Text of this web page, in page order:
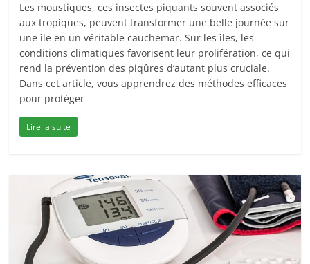
Les moustiques, ces insectes piquants souvent associés
aux tropiques, peuvent transformer une belle journée sur
une île en un véritable cauchemar. Sur les îles, les
conditions climatiques favorisent leur prolifération, ce qui
rend la prévention des piqûres d’autant plus cruciale.
Dans cet article, vous apprendrez des méthodes efficaces
pour protéger
Lire la suite